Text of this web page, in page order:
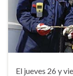
El jueves 26 y